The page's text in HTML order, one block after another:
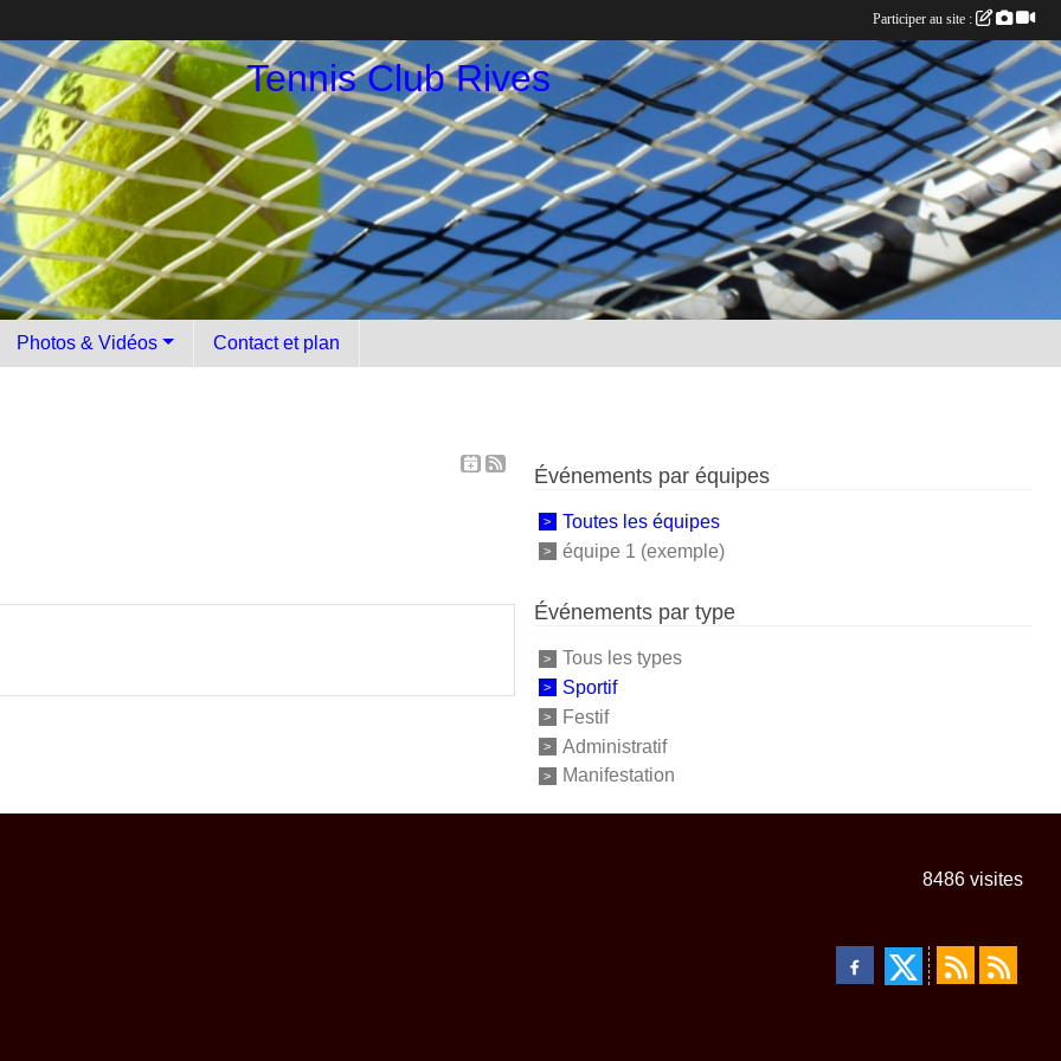
Tennis Club Rives
Photos & Vidéos Contact et plan
Événements par équipes
Toutes les équipes
équipe 1 (exemple)
Événements par type
Tous les types
Sportif
Festif
Administratif
Manifestation
8486 visites
Participer au site :